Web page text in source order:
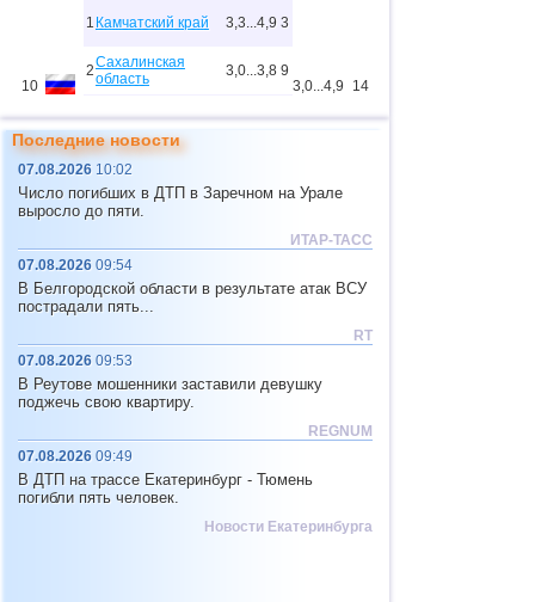
10
1 Камчатский край 3,3...4,9 3
2Сахалинская
область
3,0...3,8 9
3Республика
3,6 1
4 Республика
Северная Осетия
3,0...4,9 14
11 США
4,6 2
13 Аргентина 3,1...4,5 10
14 Мексика
15 Гондурас
16 Колумбия 4,3
3,1...4,2 22
18 Мьянма
19 Индийский океан (юг)
4,2 1
Последние новости
07.08.2026 10:02
Число погибших в ДТП в Заречном на Урале
выросло до пяти.
ИТАР-ТАСС
07.08.2026 09:54
В Белгородской области в результате атак ВСУ
пострадали пять...
RT
07.08.2026 09:53
В Реутове мошенники заставили девушку
поджечь свою квартиру.
REGNUM
07.08.2026 09:49
В ДТП на трассе Екатеринбург - Тюмень
погибли пять человек.
Новости Екатеринбурга